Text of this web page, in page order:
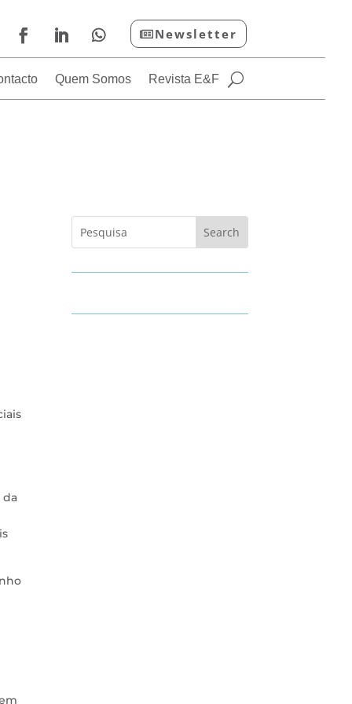
Newsletter
Quem Somos Revista E&F
da